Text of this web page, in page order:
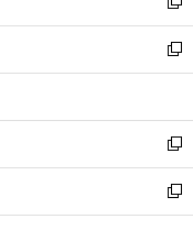
開
く
ウ
で
開
ィ
ン
ド
ウ
開
く
い
ウ
ィ
ン
ウ
で
開
く
新
し
い
ウ
ン
ド
ウ
で
開
新
し
ウ
ィ
ン
ド
ウ
新
し
い
ウ
新
し